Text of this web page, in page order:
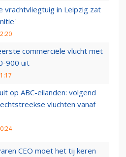
vrachtvliegtuig in Leipzig zat
commerciële vlucht met
900 uit
op ABC-eilanden: volgend
vluchten vanaf
CEO moet het tij keren